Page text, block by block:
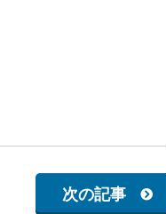
次の記事